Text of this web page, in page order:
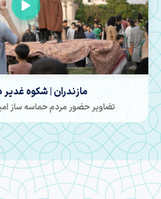
مازندران | انتهای خیابان
موکبی در غدیر که دلی